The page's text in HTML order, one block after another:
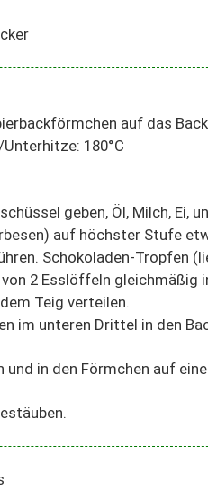
auf das
180°C
geben, Öl, Milch, Ei,
auf höchster Stufe
Schokoladen-Tropfen
2 Esslöffeln gleichmäßig
Teig verteilen.
im unteren Drittel in den
in den Förmchen auf